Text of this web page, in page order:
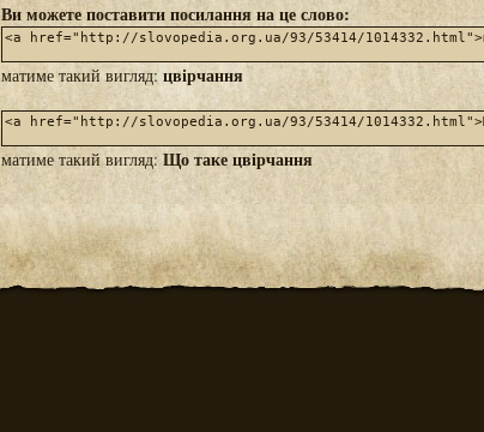
Ви можете поставити посилання на це слово:
матиме такий вигляд: цвірчання
матиме такий вигляд:Що таке цвірчання